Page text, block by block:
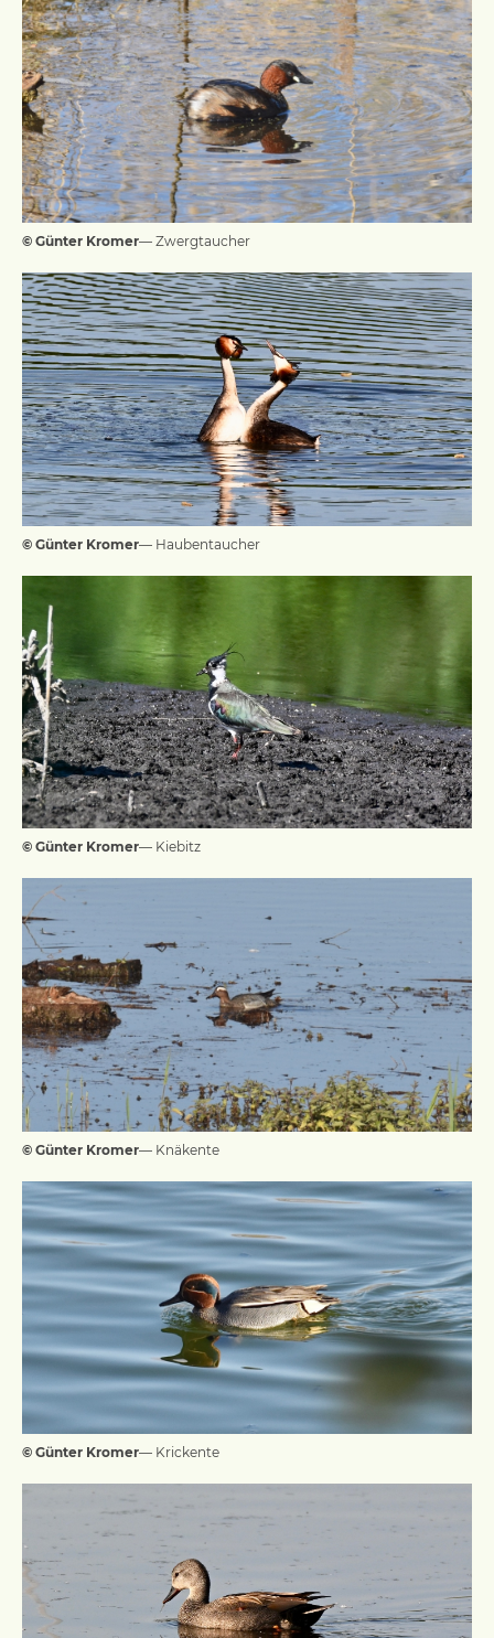
© Günter Kromer— Zwergtaucher
© Günter Kromer— Haubentaucher
© Günter Kromer— Kiebitz
© Günter Kromer— Knäkente
© Günter Kromer— Krickente